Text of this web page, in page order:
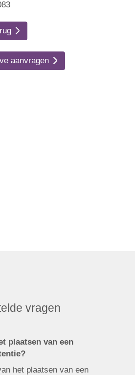
aanvragen
vragen
plaatsen van een
het plaatsen van een